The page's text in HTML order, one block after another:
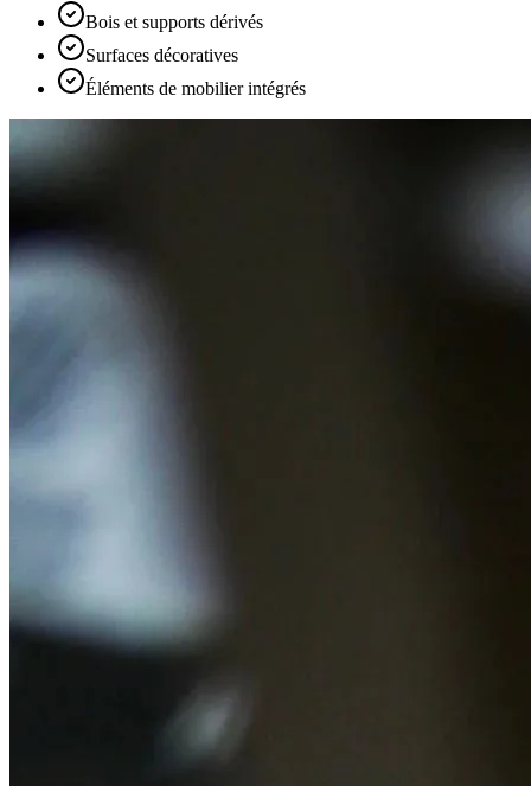
Bois et supports dérivés
Surfaces décoratives
Éléments de mobilier intégrés